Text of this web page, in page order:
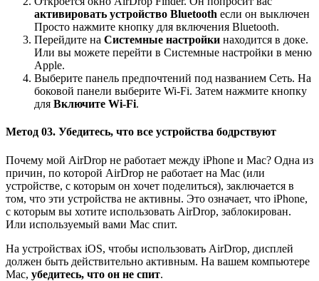
активировать устройство Bluetooth если он выключен
Просто нажмите кнопку для включения Bluetooth.
Перейдите на Системные настройки находится в доке.
Или вы можете перейти в Системные настройки в меню
Apple.
Выберите панель предпочтений под названием Сеть. На
боковой панели выберите Wi-Fi. Затем нажмите кнопку
для Включите Wi-Fi.
Метод 03. Убедитесь, что все устройства бодрствуют
Почему мой AirDrop не работает между iPhone и Mac? Одна из
причин, по которой AirDrop не работает на Mac (или
устройстве, с которым он хочет поделиться), заключается в
том, что эти устройства не активны. Это означает, что iPhone,
с которым вы хотите использовать AirDrop, заблокирован.
Или используемый вами Mac спит.
На устройствах iOS, чтобы использовать AirDrop, дисплей
должен быть действительно активным. На вашем компьютере
Mac, убедитесь, что он не спит.